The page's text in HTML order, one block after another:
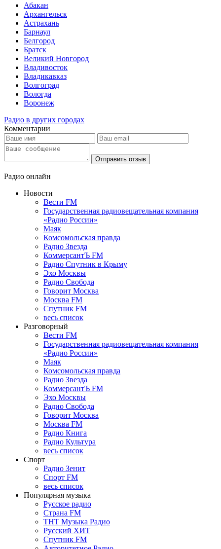
Абакан
Архангельск
Астрахань
Барнаул
Белгород
Братск
Великий Новгород
Владивосток
Владикавказ
Волгоград
Вологда
Воронеж
Радио в других городах
Комментарии
Отправить отзыв
Радио онлайн
Новости
Вести FM
Государственная радиовещательная компания
«Радио России»
Маяк
Комсомольская правда
Радио Звезда
КоммерсантЪ FM
Радио Спутник в Крыму
Эхо Москвы
Радио Свобода
Говорит Москва
Москва FM
Спутник FM
весь список
Разговорный
Вести FM
Государственная радиовещательная компания
«Радио России»
Маяк
Комсомольская правда
Радио Звезда
КоммерсантЪ FM
Эхо Москвы
Радио Свобода
Говорит Москва
Москва FM
Радио Книга
Радио Культура
весь список
Спорт
Радио Зенит
Спорт FM
весь список
Популярная музыка
Русское радио
Страна FM
ТНТ Музыка Радио
Русский ХИТ
Спутник FM